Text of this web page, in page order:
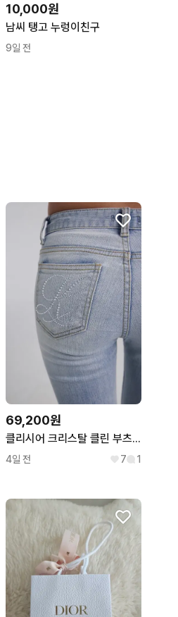
10,000원
남씨 탱고 누렁이친구
9일 전
69,200원
클리시어 크리스탈 클린 부츠컷 로우 진 라이트블루 M
4일 전 7 1